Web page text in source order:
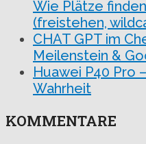
Wie Plätze
(freistehen,
CHAT GPT im
Meilenstein &
Huawei P40 Pro
Wahrheit
KOMMENTARE